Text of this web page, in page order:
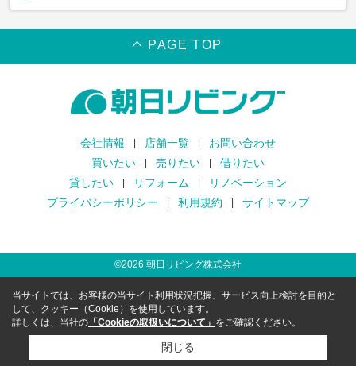
PAGE TOP
会社情報 店舗一覧
お問い合わせ
買いたい
売りたい
借りたい
貸したい
リフォーム
リノベーション
プライバシーポリシー
利用規約 サイトマップ
©2026 朝日リビング株式会社
当サイトでは、お客様の当サイト利用状況把握、サービス向上検討を目的と
して、クッキー（Cookie）を使用しています。
詳しくは、当社の 「Cookieの取扱いについて」 をご確認ください。
閉じる